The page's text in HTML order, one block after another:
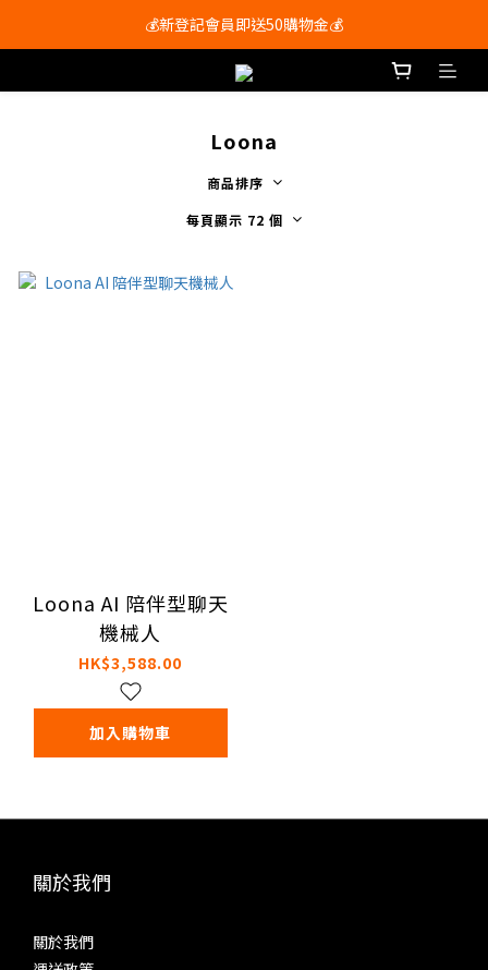
會員尊享購物滿$250即享免運費🚚
💰新登記會員即送50購物金💰
會員尊享購物滿$250即享免運費🚚
Loona
商品排序
每頁顯示 72 個
Loona AI 陪伴型聊天
機械人
HK$3,588.00
加入購物車
關於我們
關於我們